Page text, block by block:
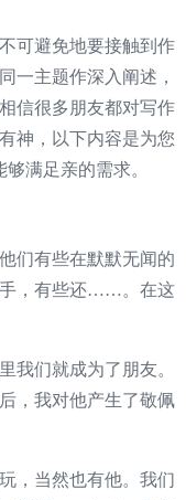
可避免地要接触到作
一主题作深入阐述，
信很多朋友都对写作
神，以下内容是为您
满足亲的需求。
们有些在默默无闻的
手，有些还……。在这
我们就成为了朋友。
，我对他产生了敬佩
，当然也有他。我们